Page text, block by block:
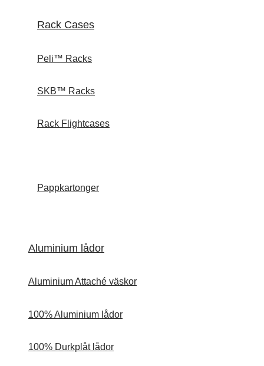
Rack Cases
Peli™ Racks
SKB™ Racks
Rack Flightcases
Pappkartonger
Aluminium lådor
Aluminium Attaché väskor
100% Aluminium lådor
100% Durkplåt lådor